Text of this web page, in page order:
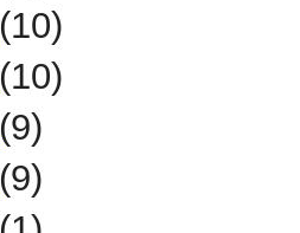
(10)
(10)
(9)
(9)